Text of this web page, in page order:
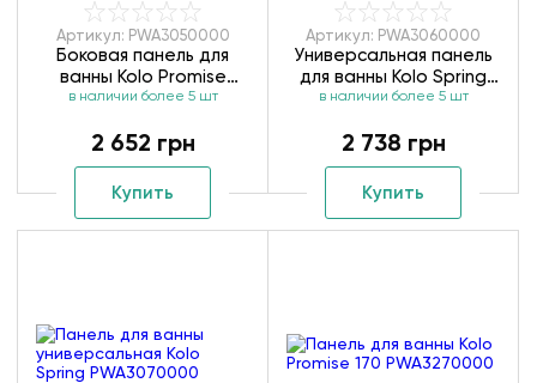
Артикул: PWA3050000
Боковая панель для
ванны Kolo Promise
PWA3050000
в наличии более 5 шт
2 652 грн
Купить
Артикул: PWA3060000
Универсальная панель
для ванны Kolo Spring
PWA3060000
в наличии более 5 шт
2 738 грн
Купить